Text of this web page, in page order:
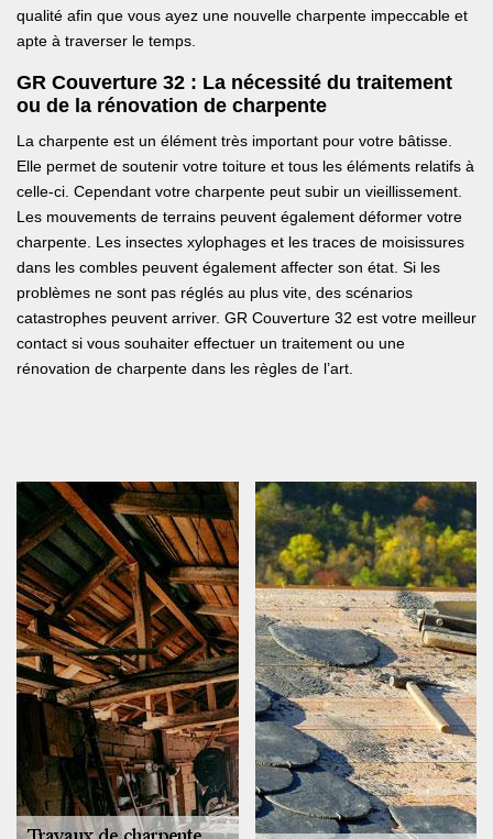
qualité afin que vous ayez une nouvelle charpente impeccable et
apte à traverser le temps.
GR Couverture 32 : La nécessité du traitement
ou de la rénovation de charpente
La charpente est un élément très important pour votre bâtisse.
Elle permet de soutenir votre toiture et tous les éléments relatifs à
celle-ci. Cependant votre charpente peut subir un vieillissement.
Les mouvements de terrains peuvent également déformer votre
charpente. Les insectes xylophages et les traces de moisissures
dans les combles peuvent également affecter son état. Si les
problèmes ne sont pas réglés au plus vite, des scénarios
catastrophes peuvent arriver. GR Couverture 32 est votre meilleur
contact si vous souhaiter effectuer un traitement ou une
rénovation de charpente dans les règles de l’art.